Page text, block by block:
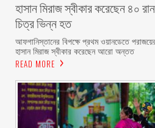
হাসান মিরাজ স্বীকার করেছেন ৪০
চিত্র ভিন্ন হত
আফগানিস্তানের বিপক্ষে প্রথম ওয়ানডেতে
হাসান মিরাজ স্বীকার করেছেন আরো অন্তত
READ MORE